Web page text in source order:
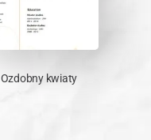
Ozdobny kwiaty